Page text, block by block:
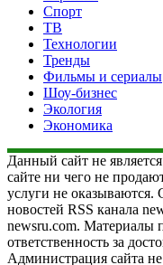
Спорт
ТВ
Технологии
Тренды
Фильмы и сериалы
Шоу-бизнес
Экология
Экономика
Данный сайт не
сайте ни чего не
услуги не оказываются.
новостей RSS канала
newsru.com. Материалы
ответственность за
Администрация сайта не